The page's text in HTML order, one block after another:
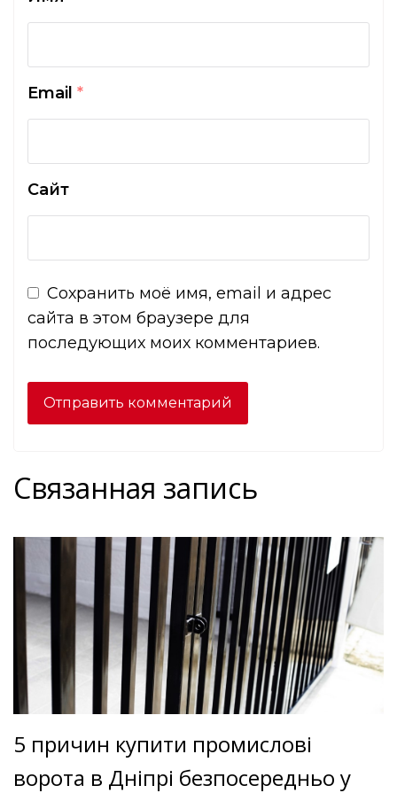
Email *
Сайт
Сохранить моё имя, email и адрес
сайта в этом браузере для
последующих моих комментариев.
Связанная запись
5 причин купити промислові
ворота в Дніпрі безпосередньо у